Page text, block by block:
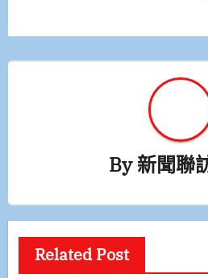
覽
By新聞聯
Related Post